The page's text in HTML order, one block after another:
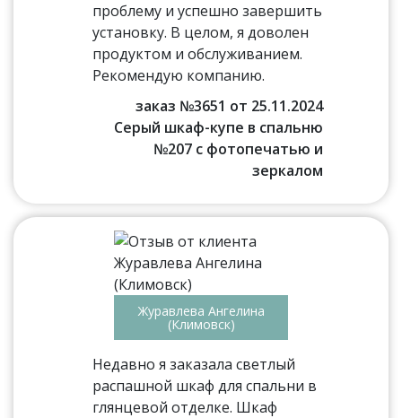
проблему и успешно завершить
установку. В целом, я доволен
продуктом и обслуживанием.
Рекомендую компанию.
заказ №3651 от 25.11.2024
Серый шкаф-купе в спальню
№207 с фотопечатью и
зеркалом
Журавлева Ангелина
(Климовск)
Недавно я заказала светлый
распашной шкаф для спальни в
глянцевой отделке. Шкаф